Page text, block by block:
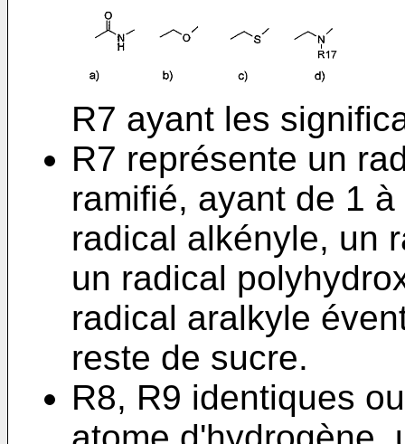
R7 ayant les
R7 représente un
ramifié, ayant de 1
radical alkényle, un
un radical
radical aralkyle
reste de sucre.
R8, R9 identiques